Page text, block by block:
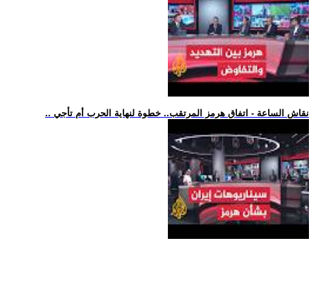
.. نقاش الساعة - اتفاق هرمز المرتقب.. خطوة لنهاية الحرب أم تأجي